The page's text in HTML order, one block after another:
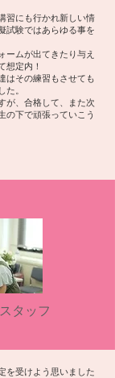
習にも行かれ新しい情
試験ではあらゆる事を
ームが出てきたり与え
想定内！
はその練習もさせても
た。
が、合格して、また次
の下で頑張っていこう
タッフ
を受けよう思いました